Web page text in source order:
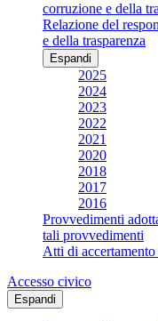
corruzione e della
Relazione del
e della trasparenza
Espandi
2025
2024
2023
2022
2021
2020
2018
2017
2016
Provvedimenti
tali provvedimenti
Atti di
Accesso civico
Espandi